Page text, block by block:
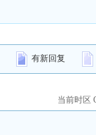
有新回复
当前时区